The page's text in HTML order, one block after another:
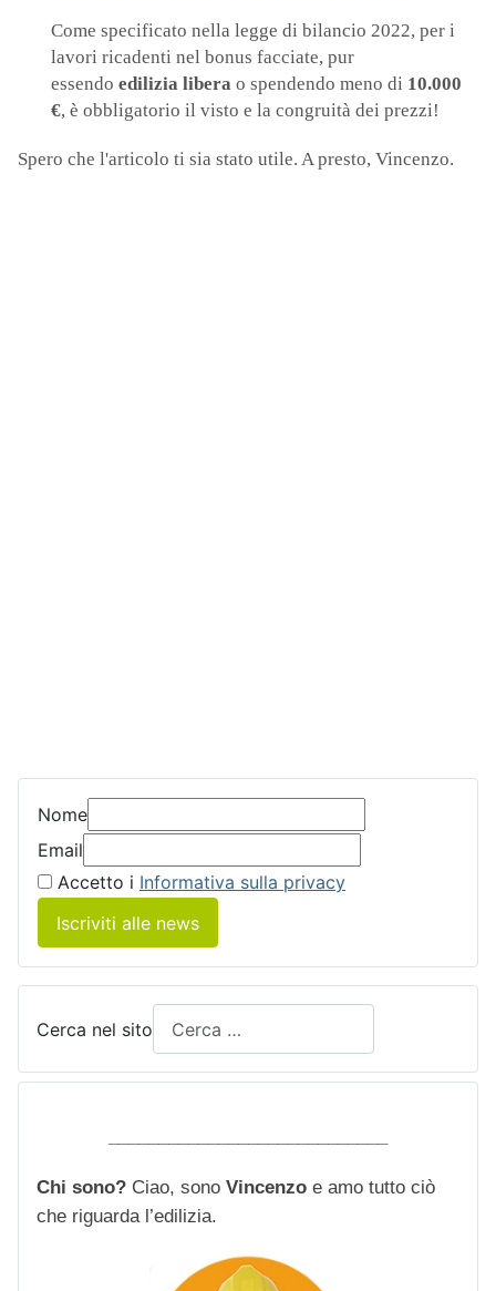
Come specificato nella legge di bilancio 2022, per i
lavori ricadenti nel bonus facciate, pur
essendo edilizia libera o spendendo meno di 10.000
€, è obbligatorio il visto e la congruità dei prezzi!
Spero che l'articolo ti sia stato utile. A presto, Vincenzo.
Nome
Email
Accetto i Informativa sulla privacy
Iscriviti alle news
Cerca nel sito
Chi sono? Ciao, sono Vincenzo e amo tutto ciò
che riguarda l’edilizia.